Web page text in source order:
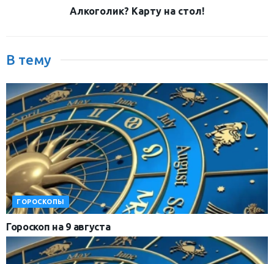
Алкоголик? Карту на стол!
В тему
ГОРОСКОПЫ
Гороскоп на 9 августа